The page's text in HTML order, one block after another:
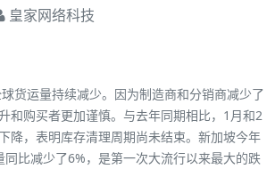
皇家网络科技
货运量持续减少。因为制造商和分销商减少了
和购买者更加谨慎。 与去年同期相比，1月和2
降，表明库存清理周期尚未结束。 新加坡今年
比减少了6%，是第一次大流行以来最大的跌